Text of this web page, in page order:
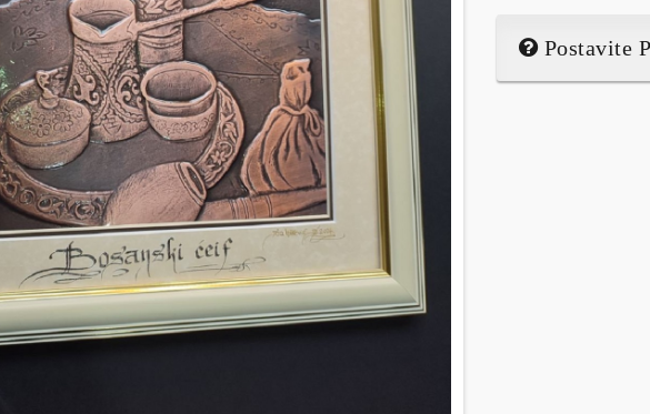
Postavite